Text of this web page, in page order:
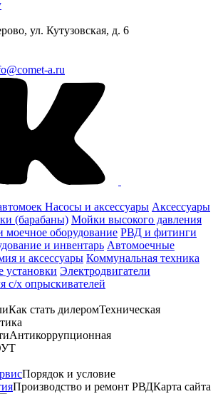
ул. Кутузовская, д. 6
a.ru
Насосы и аксессуары Аксессуары
(барабаны) Мойки высокого давления
оборудование РВД и фитинги
и инвентарь Автомоечные
и аксессуары Коммунальная техника
установки Электродвигатели
с/х опрыскивателей
Как стать дилеромТехническая
Антикоррупционная
Порядок и условие
Производство и ремонт РВДКарта сайта